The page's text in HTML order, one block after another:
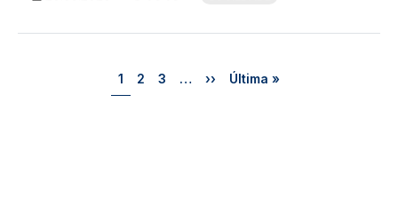
Página
1 Página
2 Página
3 … Próxima página
›› Última página
Última »